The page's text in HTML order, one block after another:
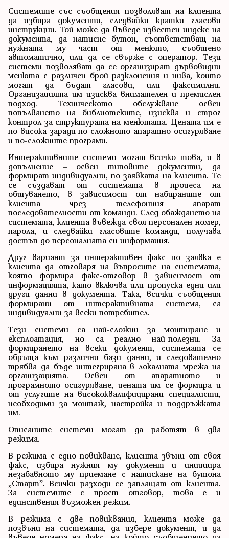
Системите със съобщения позволяват на клиента
да избира документи, следвайки кратки гласови
инструкции. Той може да въведе известен индекс на
документа, да натисне бутон, съответстващ на
нужната му част от менюто, съобщено
автоматично, или да се свърже с оператор. Тези
системи позволяват да се организират дървовидни
менюта с различен брой разклонения и нива, които
могат да бъдат гласови, или факсимилни.
Организацията им изисква внимателен и премислен
подход. Техническото обслужване освен
попълването на библиотеките, изисква и строг
контрол за структурата на менютата. Цената им е
по-висока заради по-сложното апаратно осигуряване
и по-сложните програми.
Интерактивните системи могат всичко това, и в
допълнение – освен типовите документи, да
формират индивидуални, по заявката на клиента. Те
се създават от системата в процеса на
общуването, в зависимост от набираните от
клиента чрез телефонния апарат
последователности от команди. След обаждането на
системата, клиента въвежда своя персонален номер,
парола, и следвайки гласовите команди, получава
достъп до персоналната си информация.
Друг вариант за интерактивен факс по заявка е
клиента да отговаря на въпросите на системата,
която формира факс-отговор в зависимост от
информацията, като включва или пропуска едни или
други данни в документа. Така, всички съобщения
формирани от интерактивната система, са
индивидуални за всеки потребител.
Тези системи са най-сложни за монтиране и
експлоатация, но са реално най-полезни. За
формирането на всеки документ, системата се
обръща към различни бази данни, и следователно
трябва да бъде интегрирана в локалната мрежа на
организацията. Освен от апаратното и
програмното осигуряване, цената им се формира и
от услугите на висококвалифицирани специалисти,
необходими за монтаж, настройка и поддръжката
им.
Описаните системи могат да работят в два
режима.
В режима с едно повикване, клиента звъни от своя
факс, избира нужния му документ и инициира
незабавното му приемане с натискане на бутона
„Старт”. Всички разходи се заплащат от клиента.
За системите с прост отговор, това е и
единствения възможен режим.
В режима с две повиквания, клиента може да
позвъни на системата, да избере документ, и да